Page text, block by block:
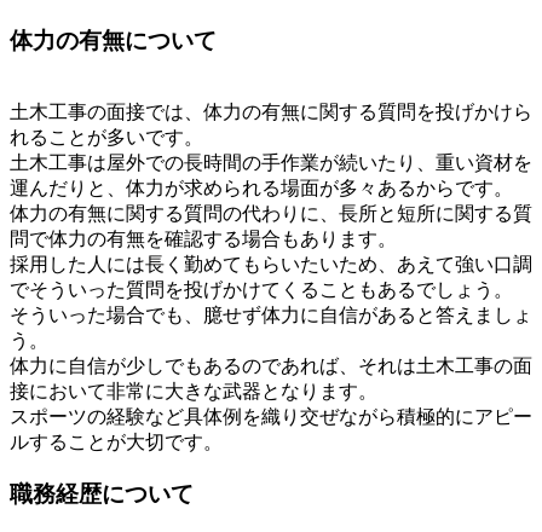
体力の有無について
土木工事の面接では、体力の有無に関する質問を投げかけら
れることが多いです。
土木工事は屋外での長時間の手作業が続いたり、重い資材を
運んだりと、体力が求められる場面が多々あるからです。
体力の有無に関する質問の代わりに、長所と短所に関する質
問で体力の有無を確認する場合もあります。
採用した人には長く勤めてもらいたいため、あえて強い口調
でそういった質問を投げかけてくることもあるでしょう。
そういった場合でも、臆せず体力に自信があると答えましょ
う。
体力に自信が少しでもあるのであれば、それは土木工事の面
接において非常に大きな武器となります。
スポーツの経験など具体例を織り交ぜながら積極的にアピー
ルすることが大切です。
職務経歴について